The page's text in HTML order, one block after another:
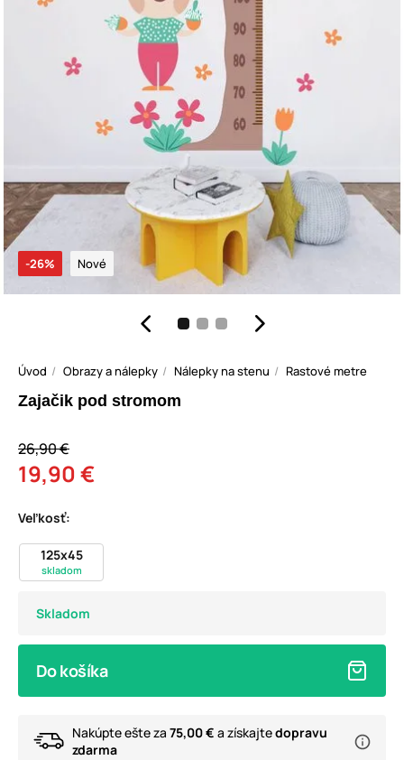
-26% Nové
Úvod Obrazy a nálepky Nálepky na stenu Rastové metre
Zajačik pod stromom
26,90 €
19,90 €
Veľkosť:
125x45
skladom
Skladom
Do košíka
Nakúpte ešte za 75,00 € a získajtedopravu
zdarma